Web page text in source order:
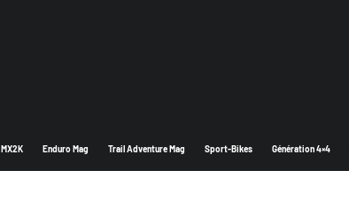
MX2K Enduro Mag Trail Adventure Mag Sport-Bikes Génération 4×4